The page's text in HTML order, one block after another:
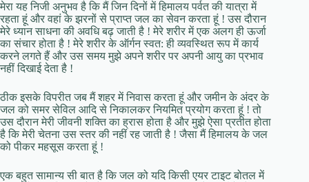
मेरा यह निजी अनुभव है कि मैं जिन दिनों में हिमालय पर्वत की यात्रा में
रहता हूं और वहां के झरनों से प्राप्त जल का सेवन करता हूं ! उस दौरान
मेरे ध्यान साधना की अवधि बढ़ जाती है ! मेरे शरीर में एक अलग ही ऊर्जा
का संचार होता है ! मेरे शरीर के ऑर्गन स्वत: ही व्यवस्थित रूप में कार्य
करने लगते हैं और उस समय मुझे अपने शरीर पर अपनी आयु का प्रभाव
नहीं दिखाई देता है !
ठीक इसके विपरीत जब मैं शहर में निवास करता हूं और जमीन के अंदर के
जल को समर सेविल आदि से निकालकर नियमित प्रयोग करता हूं ! तो
उस दौरान मेरी जीवनी शक्ति का ह्रास होता है और मुझे ऐसा प्रतीत होता
है कि मेरी चेतना उस स्तर की नहीं रह जाती है ! जैसा मैं हिमालय के जल
को पीकर महसूस करता हूं !
एक बहुत सामान्य सी बात है कि जल को यदि किसी एयर टाइट बोतल में